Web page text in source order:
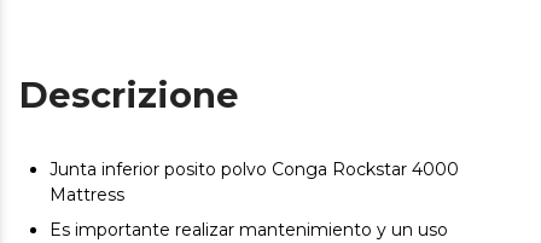
Descrizione
Junta inferior posito polvo Conga Rockstar 4000
Mattress
Es importante realizar mantenimiento y un uso